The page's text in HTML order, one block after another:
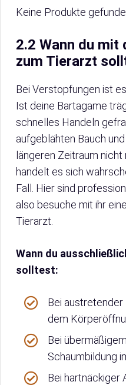
Keine Produkte
2.2 Wann du mit
zum Tierarzt
Bei Verstopfungen ist
Ist deine Bartagame
schnelles Handeln
aufgeblähten Bauch
längeren Zeitraum
handelt es sich
Fall. Hier sind
also besuche mit ihr
Tierarzt.
Wann du
solltest:
Bei austretender
dem
Bei
Schaumbildung
Bei hartnäckiger